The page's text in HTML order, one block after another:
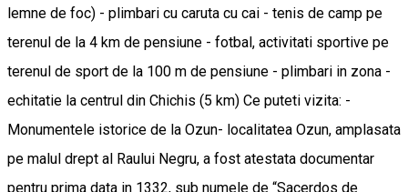
lemne de foc) - plimbari cu caruta cu cai - tenis de camp pe
terenul de la 4 km de pensiune - fotbal, activitati sportive pe
terenul de sport de la 100 m de pensiune - plimbari in zona -
echitatie la centrul din Chichis (5 km) Ce puteti vizita: -
Monumentele istorice de la Ozun- localitatea Ozun, amplasata
pe malul drept al Raului Negru, a fost atestata documentar
pentru prima data in 1332, sub numele de “Sacerdos de